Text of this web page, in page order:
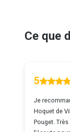
Ce que
5
Je
Hoquet de
Pouget.